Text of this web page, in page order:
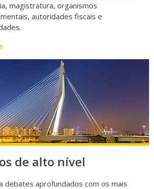
magistratura, organismos
autoridades fiscais e
de alto nível
debates aprofundados com os mais